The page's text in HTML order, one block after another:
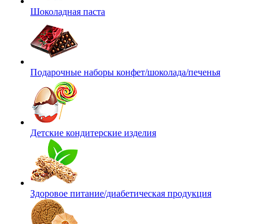
Шоколадная паста
Подарочные наборы конфет/шоколада/печенья
Детские кондитерские изделия
Здоровое питание/диабетическая продукция